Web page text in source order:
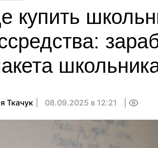
купить
Ткачук 08.09.2025 в 12:21